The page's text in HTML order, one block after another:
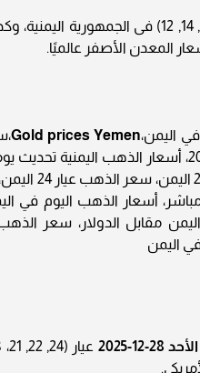
ويحوي التقرير أسعار المعدن النفيس بجميع عياراته (عيار 24, 22, 18, 14,
المعدن الأصفر عالميًا.
اليمن،Gold prices Yemen
-12-2025، أسعار الذهب اليمنية
بالدولار في اليمن، سعر
أسعار الذهب اليوم في
مقابل الدولار، سعر
اليمن
2025